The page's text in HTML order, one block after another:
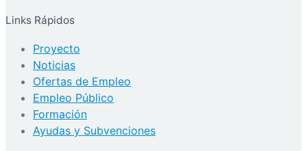
Links Rápidos
Proyecto
Noticias
Ofertas de Empleo
Empleo Público
Formación
Ayudas y Subvenciones